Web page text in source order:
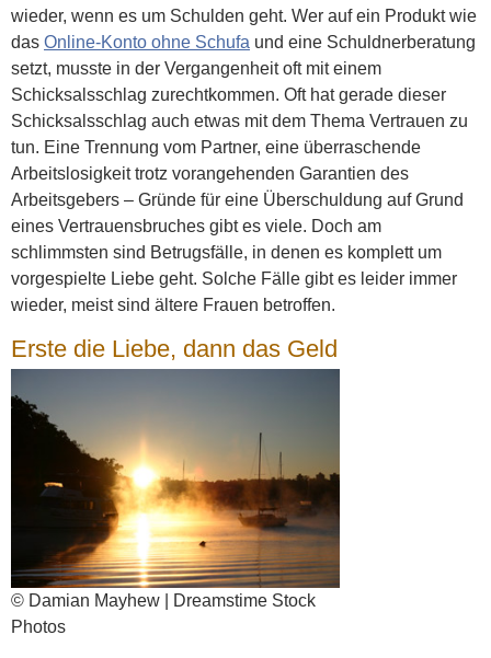
wieder, wenn es um Schulden geht. Wer auf ein Produkt wie
das Online-Konto ohne Schufa und eine Schuldnerberatung
setzt, musste in der Vergangenheit oft mit einem
Schicksalsschlag zurechtkommen. Oft hat gerade dieser
Schicksalsschlag auch etwas mit dem Thema Vertrauen zu
tun. Eine Trennung vom Partner, eine überraschende
Arbeitslosigkeit trotz vorangehenden Garantien des
Arbeitsgebers – Gründe für eine Überschuldung auf Grund
eines Vertrauensbruches gibt es viele. Doch am
schlimmsten sind Betrugsfälle, in denen es komplett um
vorgespielte Liebe geht. Solche Fälle gibt es leider immer
wieder, meist sind ältere Frauen betroffen.
Erste die Liebe, dann das Geld
© Damian Mayhew | Dreamstime Stock
Photos